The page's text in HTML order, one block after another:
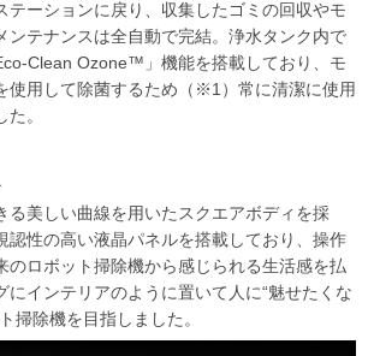
テーションに戻り、収集したゴミの回収やモ
ンテナンスは全自動で完結。浄水タンク内で
Clean Ozone™」機能を搭載しており、モ
使用して除菌するため（※1）常に清潔に使用
。
る美しい曲線を用いたスクエアボディを採
認性の高い液晶パネルを搭載しており、操作
のロボット掃除機から感じられる生活感を払
にインテリアのように置いて人に“魅せたくな
掃除機を目指しました。